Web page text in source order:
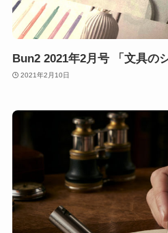
Bun2 2021年2月号 「文具の
2021年2月10日